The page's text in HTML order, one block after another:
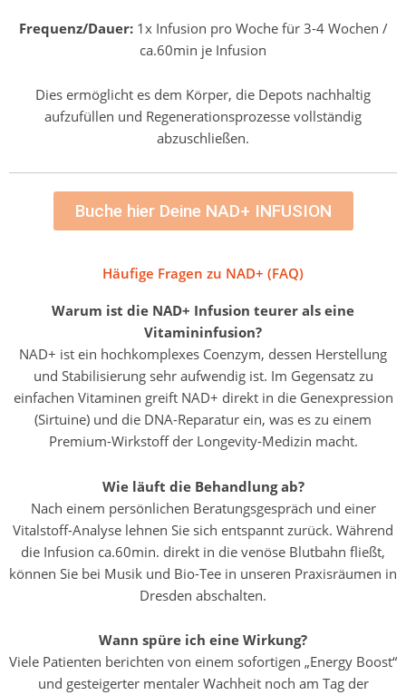
Frequenz/Dauer:1x Infusion pro Woche für 3-4 Wochen /
ca.60min je Infusion
Dies ermöglicht es dem Körper, die Depots nachhaltig
aufzufüllen und Regenerationsprozesse vollständig
abzuschließen.
Buche hier Deine NAD+ INFUSION
Häufige Fragen zu NAD+ (FAQ)
Warum ist die NAD+ Infusion teurer als eine
Vitamininfusion?
NAD+ ist ein hochkomplexes Coenzym, dessen Herstellung
und Stabilisierung sehr aufwendig ist. Im Gegensatz zu
einfachen Vitaminen greift NAD+ direkt in die Genexpression
(Sirtuine) und die DNA-Reparatur ein, was es zu einem
Premium-Wirkstoff der Longevity-Medizin macht.
Wie läuft die Behandlung ab?
Nach einem persönlichen Beratungsgespräch und einer
Vitalstoff-Analyse lehnen Sie sich entspannt zurück. Während
die Infusion ca.60min. direkt in die venöse Blutbahn fließt,
können Sie bei Musik und Bio-Tee in unseren Praxisräumen in
Dresden abschalten.
Wann spüre ich eine Wirkung?
Viele Patienten berichten von einem sofortigen „Energy Boost“
und gesteigerter mentaler Wachheit noch am Tag der